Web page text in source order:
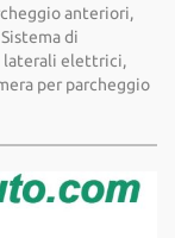
anteriori,
di
laterali elettrici,
per parcheggio